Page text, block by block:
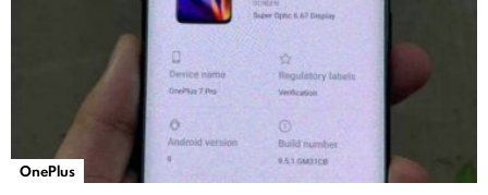
OnePlus